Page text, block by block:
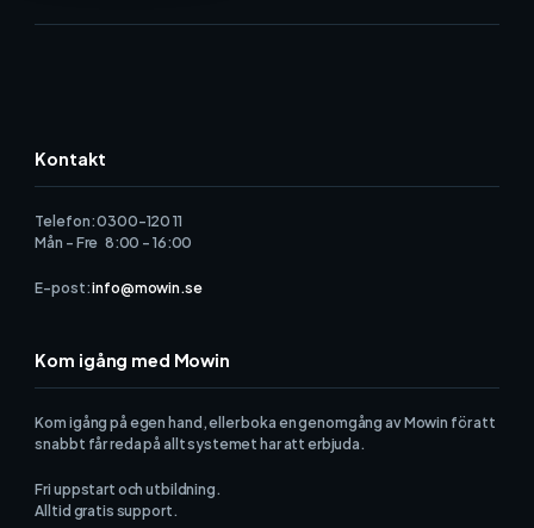
Kontakt
Telefon: 0300-120 11
Mån - Fre 8:00 - 16:00
E-post:info@mowin.se
Kom igång med Mowin
Kom igång på egen hand, eller boka en genomgång av Mowin för att
snabbt får reda på allt systemet har att erbjuda.
Fri uppstart och utbildning.
Alltid gratis support.